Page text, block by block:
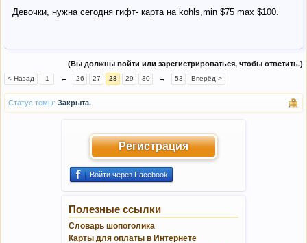
Девочки, нужна сегодня гифт- карта на kohls,min $75 max $100.
(Вы должны войти или зарегистрироваться, чтобы ответить.)
< Назад 1 ← 26 27 28 29 30 → 53 Вперёд >
Статус темы: Закрыта.
Регистрация
Войти через Facebook
Полезные ссылки
Словарь шопоголика
Карты для оплаты в Интернете